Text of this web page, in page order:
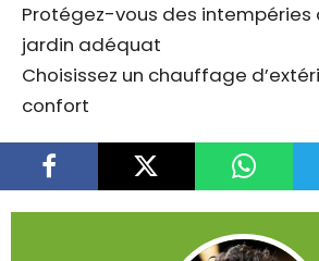
Protégez-vous des intempéries
jardin adéquat
Choisissez un chauffage
confort